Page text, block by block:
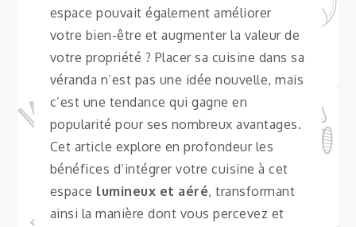
espace pouvait également améliorer
votre bien-être et augmenter la valeur de
votre propriété ? Placer sa cuisine dans sa
véranda n’est pas une idée nouvelle, mais
c’est une tendance qui gagne en
popularité pour ses nombreux avantages.
Cet article explore en profondeur les
bénéfices d’intégrer votre cuisine à cet
espace lumineux et aéré, transformant
ainsi la manière dont vous percevez et